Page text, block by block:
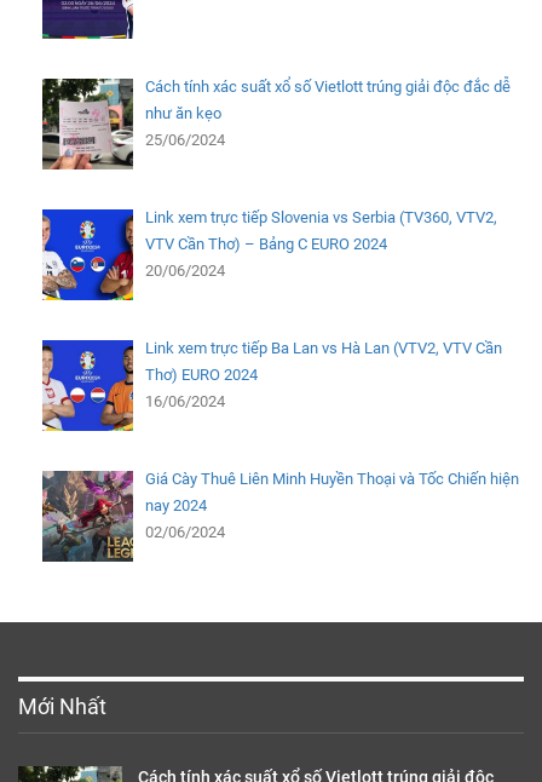
Cách tính xác suất xổ số Vietlott trúng giải độc đắc dễ
như ăn kẹo
25/06/2024
Link xem trực tiếp Slovenia vs Serbia (TV360, VTV2,
VTV Cần Thơ) – Bảng C EURO 2024
20/06/2024
Link xem trực tiếp Ba Lan vs Hà Lan (VTV2, VTV Cần
Thơ) EURO 2024
16/06/2024
Giá Cày Thuê Liên Minh Huyền Thoại và Tốc Chiến hiện
nay 2024
02/06/2024
Mới Nhất
Cách tính xác suất xổ số Vietlott trúng giải độc